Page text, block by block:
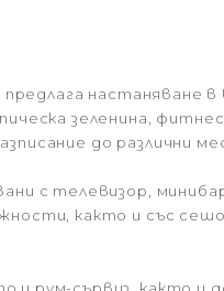
настаняване в
зеленина,
до различни
с телевизор,
както и със